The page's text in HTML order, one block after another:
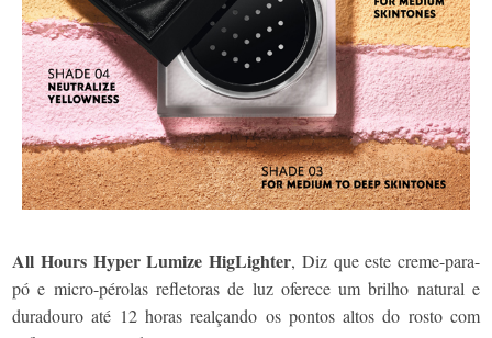
All Hours Hyper Lumize HigLighter, Diz que este creme-para-
pó e micro-pérolas refletoras de luz oferece um brilho natural e
duradouro até 12 horas realçando os pontos altos do rosto com